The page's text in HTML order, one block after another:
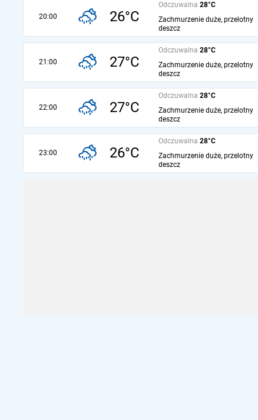
20:00 26°C
Odczuwalna 28°C
Zachmurzenie duże, przelotny
deszcz
21:00 27°C
Odczuwalna 28°C
Zachmurzenie duże, przelotny
deszcz
22:00 27°C
Odczuwalna 28°C
Zachmurzenie duże, przelotny
deszcz
23:00 26°C
Odczuwalna 28°C
Zachmurzenie duże, przelotny
deszcz